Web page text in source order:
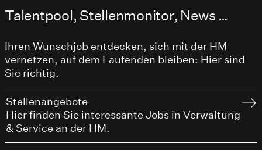
Talentpool, Stellenmonitor, News …
Ihren Wunschjob entdecken, sich mit der HM
vernetzen, auf dem Laufenden bleiben: Hier sind
Sie richtig.
Stellenangebote
Hier finden Sie interessante Jobs in Verwaltung
& Service an der HM.